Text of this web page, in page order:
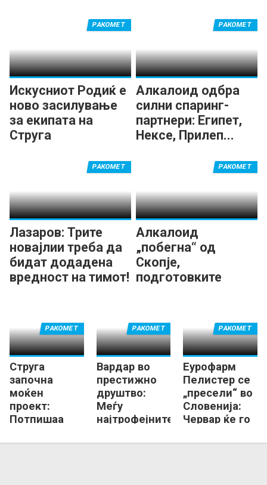
Искусниот Родиќ е
ново засилување
за екипата на
Струга
РАКОМЕТ
Алкалоид одбра
силни спаринг-
партнери: Египет,
Нексе, Прилеп...
РАКОМЕТ
Лазаров: Трите
новајлии треба да
бидат додадена
вредност на тимот!
РАКОМЕТ
Алкалоид
„побегна“ од
Скопје,
подготовките
РАКОМЕТ
Струга
започна
моќен
проект:
Потпишаа
Георгиевски,
РАКОМЕТ
Вардар во
престижно
друштво:
Меѓу
најтрофејните
Европа!
РАКОМЕТ
Еурофарм
Пелистер се
„пресели“ во
Словенија:
Червар ќе го
за новата
РАКОМЕТ